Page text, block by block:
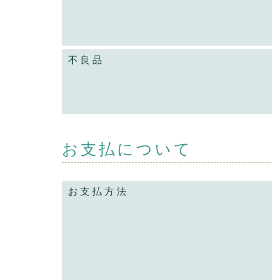
不良品
お支払について
お支払方法